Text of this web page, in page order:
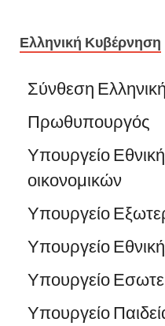
Ελληνική Κυβέρνηση
Σύνθεση
Πρωθυπουργός
Υπουργείο
οικονομικών
Υπουργείο
Υπουργείο
Υπουργείο
Υπουργείο